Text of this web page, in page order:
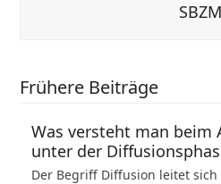
SBZM
Frühere Beiträge
Was versteht man beim
unter der
Der Begriff Diffusion leitet